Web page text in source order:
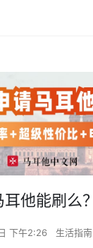
他能刷么？
下午2:26 生活指南